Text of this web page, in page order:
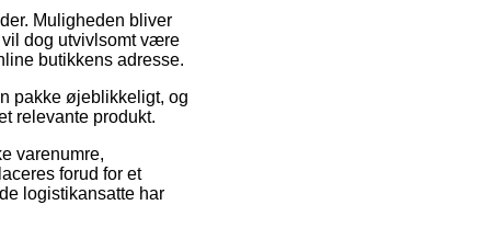
Muligheden bliver
dog utvivlsomt være
butikkens adresse.
pakke øjeblikkeligt, og
relevante produkt.
varenumre,
forud for et
logistikansatte har